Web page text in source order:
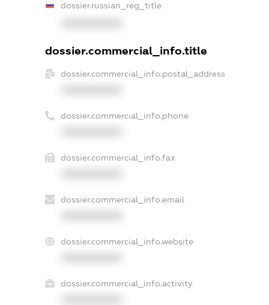
dossier.russian_reg_title
dossier.commercial_info.title
dossier.commercial_info.postal_address
dossier.commercial_info.phone
dossier.commercial_info.fax
dossier.commercial_info.email
dossier.commercial_info.website
dossier.commercial_info.activity